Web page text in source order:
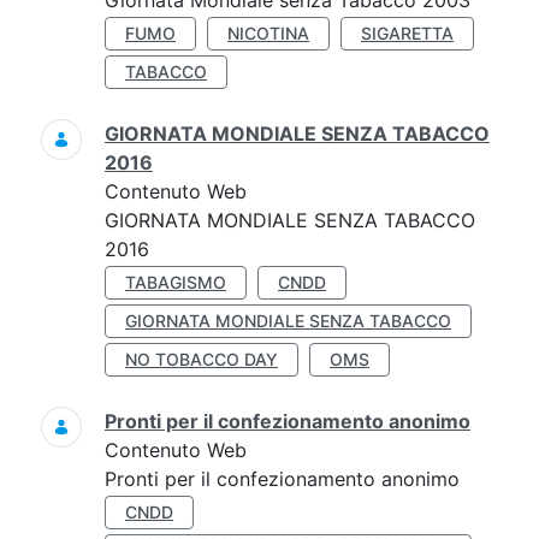
FUMO NICOTINA
SIGARETTA
TABACCO
GIORNATA MONDIALE SENZA TABACCO
2016
Contenuto Web
GIORNATA MONDIALE SENZA TABACCO
2016
TABAGISMO
CNDD
GIORNATA MONDIALE SENZA TABACCO
NO TOBACCO DAY
OMS
Pronti per il confezionamento anonimo
Contenuto Web
Pronti per il confezionamento anonimo
CNDD